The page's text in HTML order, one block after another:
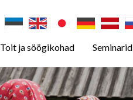
Toit ja söögikohad Seminarid